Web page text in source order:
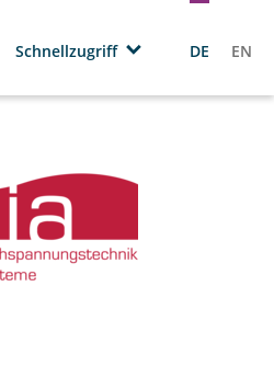
Schnellzugriff DE EN